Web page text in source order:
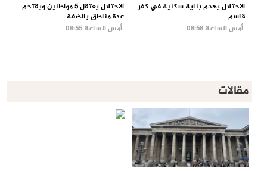
الاحتلال يهدم بناية سكنية في كفر
قاسم
أمس الساعة 08:58
الاحتلال يعتقل 5 مواطنين ويقتحم
عدة مناطق بالضفة
أمس الساعة 08:55
مقالات